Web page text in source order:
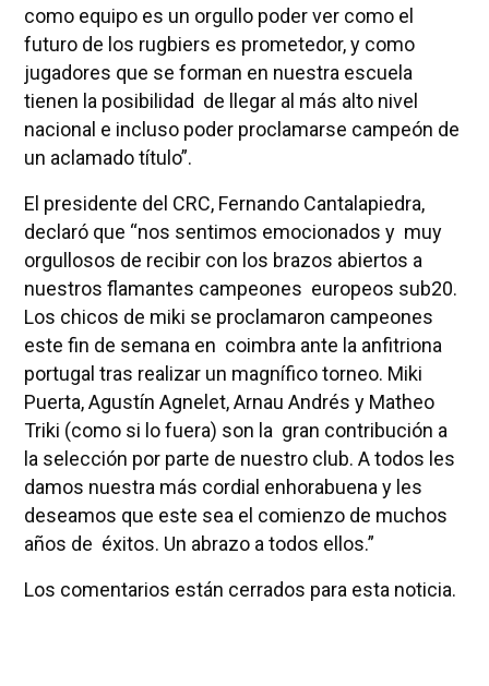
como equipo es un orgullo poder ver como el
futuro de los rugbiers es prometedor, y como
jugadores que se forman en nuestra escuela
tienen la posibilidad de llegar al más alto nivel
nacional e incluso poder proclamarse campeón de
un aclamado título”.
El presidente del CRC, Fernando Cantalapiedra,
declaró que “nos sentimos emocionados y muy
orgullosos de recibir con los brazos abiertos a
nuestros flamantes campeones europeos sub20.
Los chicos de miki se proclamaron campeones
este fin de semana en coimbra ante la anfitriona
portugal tras realizar un magnífico torneo. Miki
Puerta, Agustín Agnelet, Arnau Andrés y Matheo
Triki (como si lo fuera) son la gran contribución a
la selección por parte de nuestro club. A todos les
damos nuestra más cordial enhorabuena y les
deseamos que este sea el comienzo de muchos
años de éxitos. Un abrazo a todos ellos.”
Los comentarios están cerrados para esta noticia.